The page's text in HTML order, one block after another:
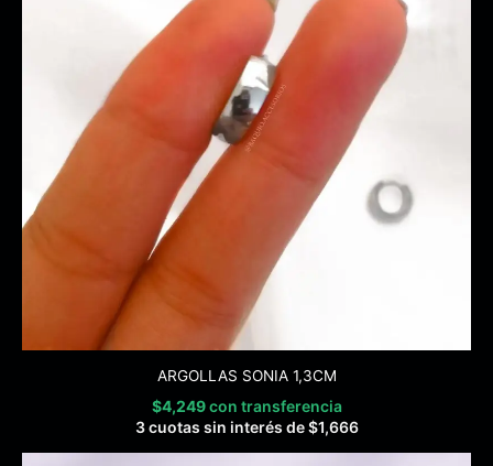
ARGOLLAS SONIA 1,3CM
$4,249 con transferencia
3 cuotas sin interés de$1,666